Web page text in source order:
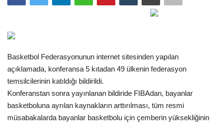
Spor
Gündem
Tekno Bilim
Basketbol Federasyonunun internet sitesinden yapılan
açıklamada, konferansa 5 kıtadan 49 ülkenin federasyon
temsilcilerinin katıldığı bildirildi.
Konferanstan sonra yayınlanan bildiride FIBAdan, bayanlar
basketboluna ayrılan kaynakların arttırılması, tüm resmi
müsabakalarda bayanlar basketbolu için çemberin yüksekliğinin